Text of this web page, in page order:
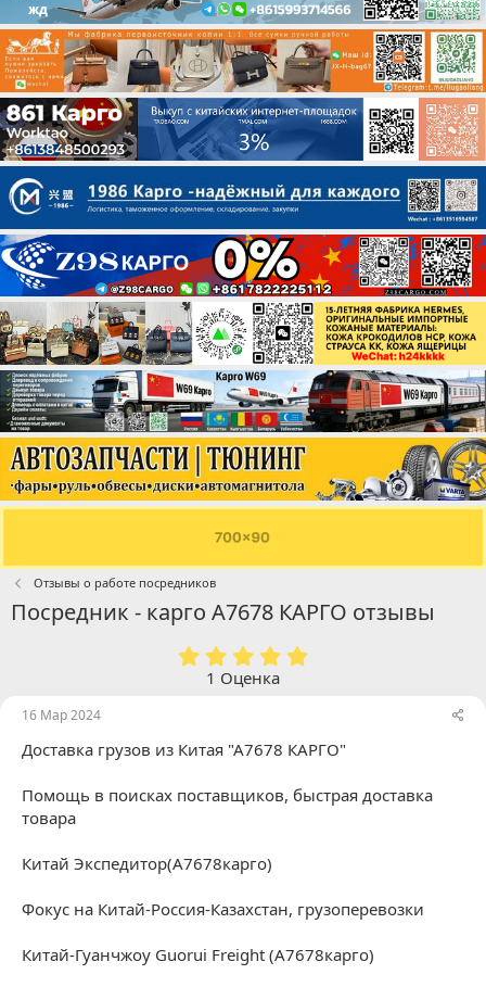
Отзывы о работе посредников
Посредник - карго А7678 КАРГО отзывы
в
з
1 Оценка
16 Мар 2024
Доставка грузов из Китая "А7678 КАРГО"
Помощь в поисках поставщиков, быстрая доставка
товара
Китай Экспедитор(A7678карго)
Фокус на Китай-Россия-Казахстан, грузоперевозки
Китай-Гуанчжоу Guorui Freight (A7678карго)